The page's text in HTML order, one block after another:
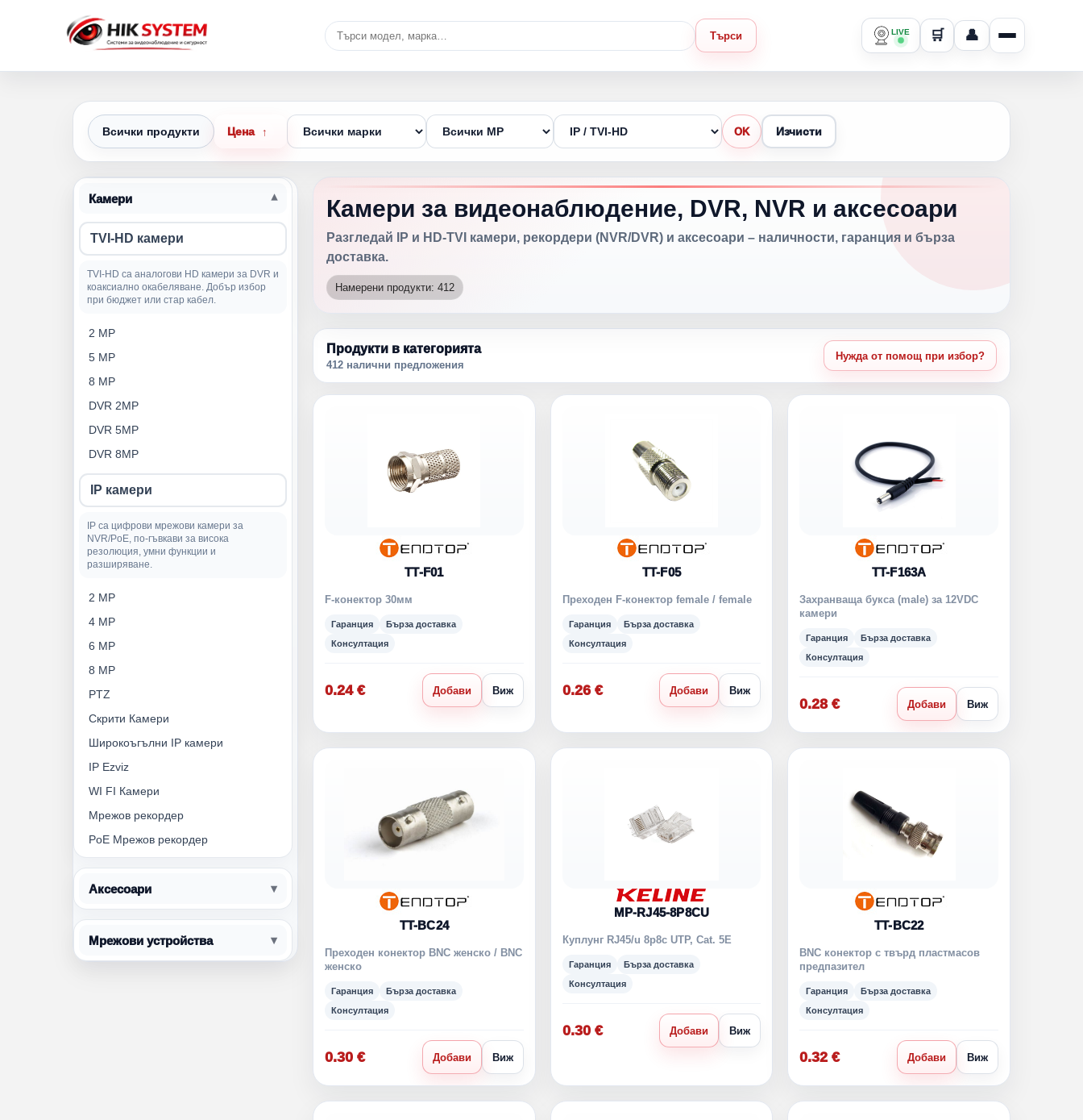
Търси LIVE 🛒 👤
Всички продукти Цена ↑ OK Изчисти
Камери
TVI-HD камери
TVI-HD са аналогови HD камери за DVR и
коаксиално окабеляване. Добър избор
при бюджет или стар кабел.
2 MP
5 MP
8 MP
DVR 2MP
DVR 5MP
DVR 8MP
IP камери
IP са цифрови мрежови камери за
NVR/PoE, по-гъвкави за висока
резолюция, умни функции и
разширяване.
2 MP
4 MP
6 MP
8 MP
PTZ
Скрити Камери
Широкоъгълни IP камери
IP Ezviz
WI FI Камери
Мрежов рекордер
PoE Мрежов рекордер
Аксесоари
Мрежови устройства
Камери за видеонаблюдение, DVR, NVR и аксесоари
Разгледай IP и HD-TVI камери, рекордери (NVR/DVR) и аксесоари – наличности, гаранция и бърза
доставка.
Намерени продукти: 412
Продукти в категорията
412 налични предложения
Нужда от помощ при избор?
TT-F01
F-конектор 30мм
Гаранция
Бърза доставка
Консултация
0.24 € Добави Виж
TT-F05
Преходен F-конектор female / female
Гаранция
Бърза доставка
Консултация
0.26 € Добави Виж
TT-F163A
Захранваща букса (male) за 12VDC
камери
Гаранция
Бърза доставка
Консултация
0.28 € Добави Виж
TT-BC24
Преходен конектор BNC женско / BNC
женско
Гаранция
Бърза доставка
Консултация
0.30 € Добави Виж
MP-RJ45-8P8CU
Куплунг RJ45/u 8p8c UTP, Cat. 5Е
Гаранция
Бърза доставка
Консултация
0.30 € Добави Виж
TT-BC22
BNC конектор с твърд пластмасов
предпазител
Гаранция
Бърза доставка
Консултация
0.32 € Добави Виж